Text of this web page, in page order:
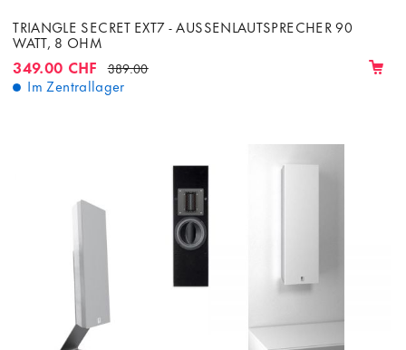
TRIANGLE SECRET EXT7 - AUSSENLAUTSPRECHER 90
WATT, 8 OHM
349.00 CHF 389.00
Im Zentrallager